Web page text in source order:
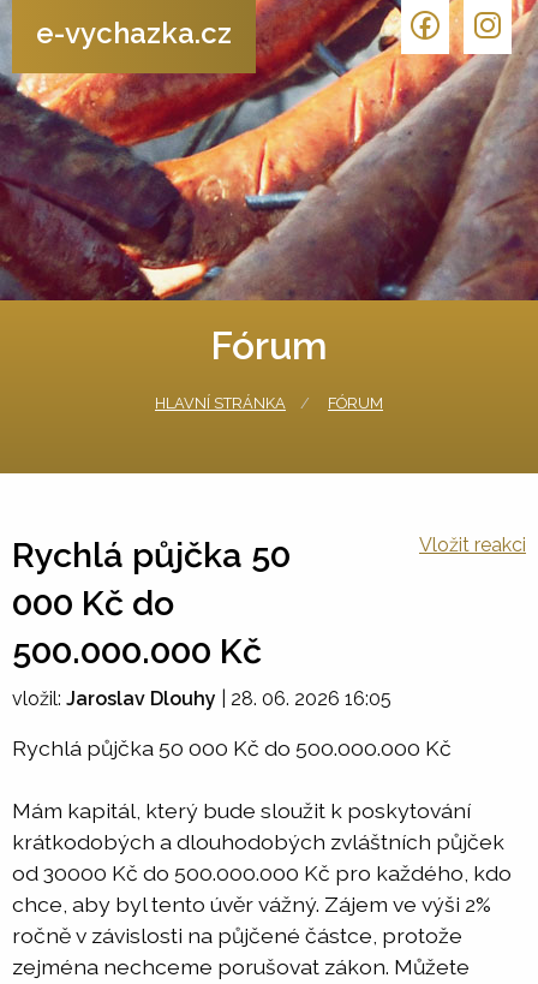
e-vychazka.cz
Fórum
HLAVNÍ STRÁNKA FÓRUM
Rychlá půjčka 50
000 Kč do
500.000.000 Kč
Vložit reakci
vložil: Jaroslav Dlouhy 28. 06. 2026 16:05
Rychlá půjčka 50 000 Kč do 500.000.000 Kč
Mám kapitál, který bude sloužit k poskytování
krátkodobých a dlouhodobých zvláštních půjček
od 30000 Kč do 500.000.000 Kč pro každého, kdo
chce, aby byl tento úvěr vážný. Zájem ve výši 2%
ročně v závislosti na půjčené částce, protože
zejména nechceme porušovat zákon. Můžete